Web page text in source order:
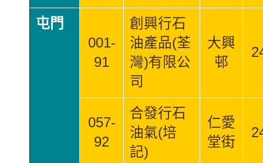
屯門
001-
91
創興行石
油產品(荃
灣)有限公
司
大興
邨
057-
92
合發行石
油氣(培
記)
仁愛
堂街